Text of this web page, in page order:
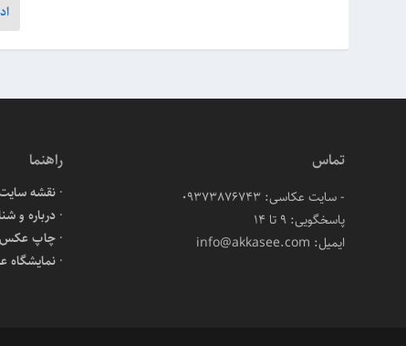
تماس
- سایت عکاسی: 09373876743
پاسخگویی: ۹ تا ۱۴
ایمیل: info@akkasee.com
راهنما
نقشه
درباره و
چاپ عکس